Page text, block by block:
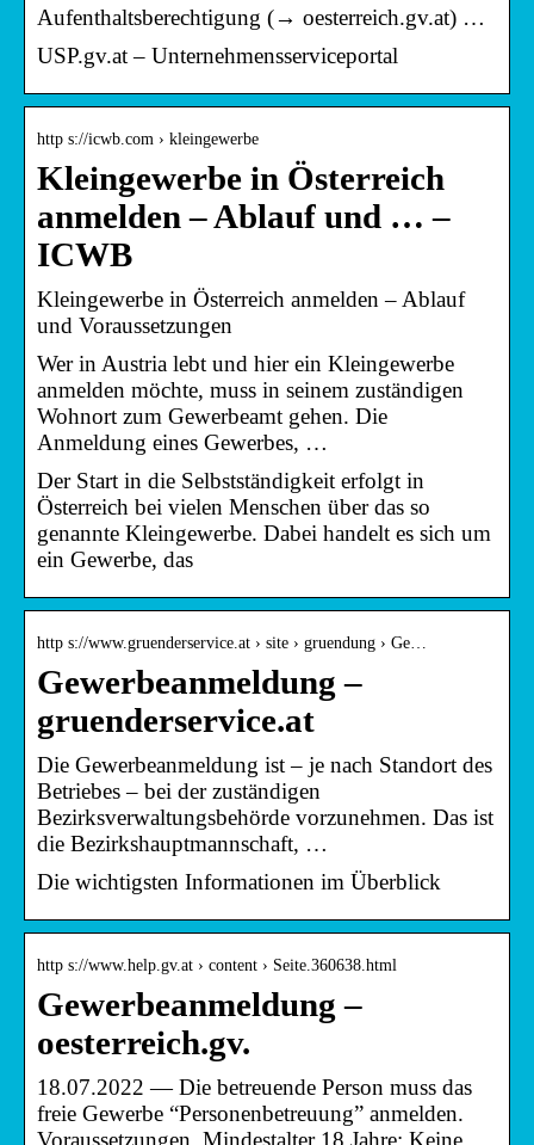
Aufenthaltsberechtigung (→ oesterreich.gv.at) …
USP.gv.at – Unternehmensserviceportal
http s://icwb.com › kleingewerbe
Kleingewerbe in Österreich
anmelden – Ablauf und … –
ICWB
Kleingewerbe in Österreich anmelden – Ablauf
und Voraussetzungen
Wer in Austria lebt und hier ein Kleingewerbe
anmelden möchte, muss in seinem zuständigen
Wohnort zum Gewerbeamt gehen. Die
Anmeldung eines Gewerbes, …
Der Start in die Selbstständigkeit erfolgt in
Österreich bei vielen Menschen über das so
genannte Kleingewerbe. Dabei handelt es sich um
ein Gewerbe, das
http s://www.gruenderservice.at › site › gruendung › Ge…
Gewerbeanmeldung –
gruenderservice.at
Die Gewerbeanmeldung ist – je nach Standort des
Betriebes – bei der zuständigen
Bezirksverwaltungsbehörde vorzunehmen. Das ist
die Bezirkshauptmannschaft, …
Die wichtigsten Informationen im Überblick
http s://www.help.gv.at › content › Seite.360638.html
Gewerbeanmeldung –
oesterreich.gv.
18.07.2022 — Die betreuende Person muss das
freie Gewerbe “Personenbetreuung” anmelden.
Voraussetzungen. Mindestalter 18 Jahre; Keine